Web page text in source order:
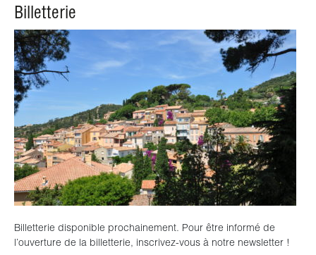
Billetterie
Billetterie disponible prochainement. Pour être informé de
l’ouverture de la billetterie, inscrivez-vous à notre newsletter !